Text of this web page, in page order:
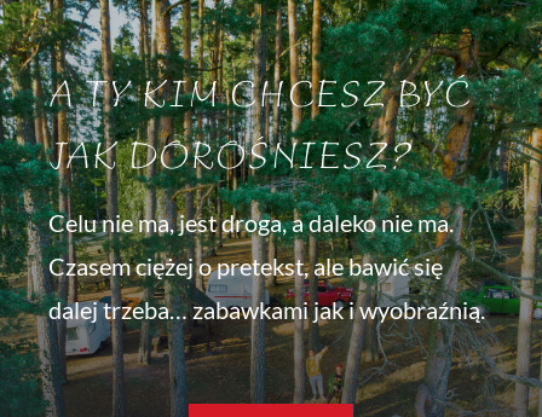
A TY KIM CHCESZ BYĆ
JAK DOROŚNIESZ?
Celu nie ma, jest droga, a daleko nie ma.
Czasem ciężej o pretekst, ale bawić się
dalej trzeba… zabawkami jak i wyobraźnią.